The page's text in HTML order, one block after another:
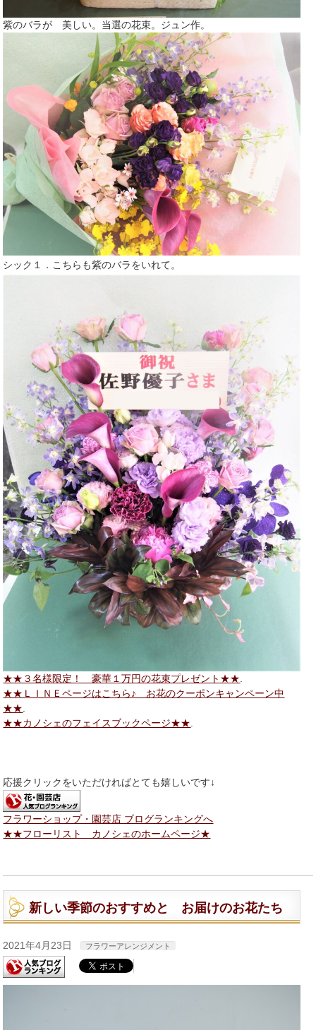
紫のバラが 美しい。当選の花束。ジュン作。
シック１．こちらも紫のバラをいれて。
★★３名様限定！ 豪華１万円の花束プレゼント★★
★★ＬＩＮＥページはこちら♪ お花のクーポンキャンペーン中
★★
★★カノシェのフェイスブックページ★★
応援クリックをいただければとても嬉しいです↓
フラワーショップ・園芸店 ブログランキングへ
★★フローリスト カノシェのホームページ★
新しい季節のおすすめと お届けのお花たち
2021年4月23日 フラワーアレンジメント